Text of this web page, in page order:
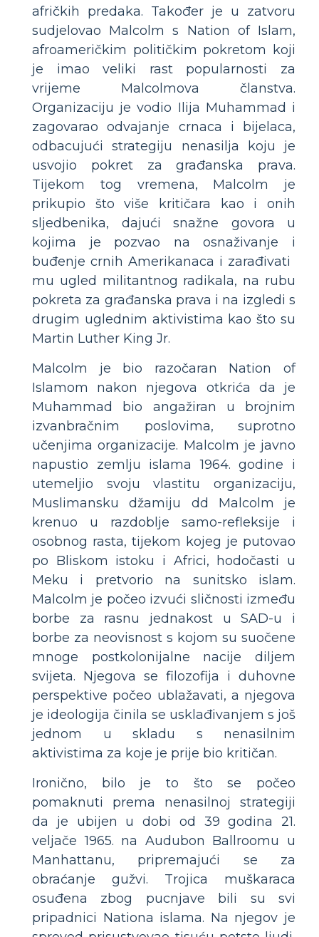
afričkih predaka. Također je u zatvoru
sudjelovao Malcolm s Nation of Islam,
afroameričkim političkim pokretom koji
je imao veliki rast popularnosti za
vrijeme Malcolmova članstva.
Organizaciju je vodio Ilija Muhammad i
zagovarao odvajanje crnaca i bijelaca,
odbacujući strategiju nenasilja koju je
usvojio pokret za građanska prava.
Tijekom tog vremena, Malcolm je
prikupio što više kritičara kao i onih
sljedbenika, dajući snažne govora u
kojima je pozvao na osnaživanje i
buđenje crnih Amerikanaca i zarađivati ​​
mu ugled militantnog radikala, na rubu
pokreta za građanska prava i na izgledi s
drugim uglednim aktivistima kao što su
Martin Luther King Jr.
Malcolm je bio razočaran Nation of
Islamom nakon njegova otkrića da je
Muhammad bio angažiran u brojnim
izvanbračnim poslovima, suprotno
učenjima organizacije. Malcolm je javno
napustio zemlju islama 1964. godine i
utemeljio svoju vlastitu organizaciju,
Muslimansku džamiju dd Malcolm je
krenuo u razdoblje samo-refleksije i
osobnog rasta, tijekom kojeg je putovao
po Bliskom istoku i Africi, hodočasti u
Meku i pretvorio na sunitsko islam.
Malcolm je počeo izvući sličnosti između
borbe za rasnu jednakost u SAD-u i
borbe za neovisnost s kojom su suočene
mnoge postkolonijalne nacije diljem
svijeta. Njegova se filozofija i duhovne
perspektive počeo ublažavati, a njegova
je ideologija činila se usklađivanjem s još
jednom u skladu s nenasilnim
aktivistima za koje je prije bio kritičan.
Ironično, bilo je to što se počeo
pomaknuti prema nenasilnoj strategiji
da je ubijen u dobi od 39 godina 21.
veljače 1965. na Audubon Ballroomu u
Manhattanu, pripremajući se za
obraćanje gužvi. Trojica muškaraca
osuđena zbog pucnjave bili su svi
pripadnici Nationa islama. Na njegov je